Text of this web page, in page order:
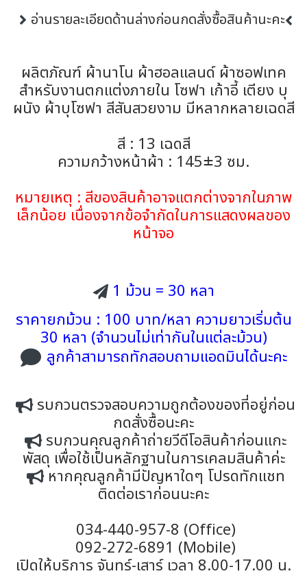
อ่านรายละเอียดด้านล่างก่อนกดสั่งซื้อสินค้านะคะ
ผลิตภัณฑ์ ผ้านาโน ผ้าฮอลแลนด์ ผ้าซอฟเทค
สำหรับงานตกแต่งภายใน โซฟา เก้าอี้ เตียง บุ
ผนัง ผ้าบุโซฟา สีสันสวยงาม มีหลากหลายเฉดสี
สี : 13 เฉดสี
ความกว้างหน้าผ้า : 145±3 ซม.
หมายเหตุ : สีของสินค้าอาจแตกต่างจากในภาพ
เล็กน้อย เนื่องจากข้อจำกัดในการแสดงผลของ
หน้าจอ
1 ม้วน = 30 หลา
ราคายกม้วน : 100 บาท/หลา ความยาวเริ่มต้น
30 หลา (จำนวนไม่เท่ากันในแต่ละม้วน)
ลูกค้าสามารถทักสอบถามแอดมินได้นะคะ
รบกวนตรวจสอบความถูกต้องของที่อยู่ก่อน
กดสั่งซื้อนะคะ
รบกวนคุณลูกค้าถ่ายวีดีโอสินค้าก่อนแกะ
พัสดุ เพื่อใช้เป็นหลักฐานในการเคลมสินค้าค่ะ
หากคุณลูกค้ามีปัญหาใดๆ โปรดทักแชท
ติดต่อเราก่อนนะคะ
034-440-957-8 (Office)
092-272-6891 (Mobile)
เปิดให้บริการ จันทร์-เสาร์ เวลา 8.00-17.00 น.